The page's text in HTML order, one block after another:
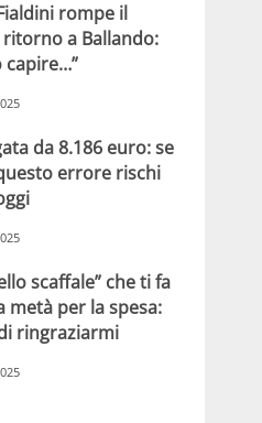
rompe il
a Ballando:
capire…”
da 8.186 euro: se
errore rischi
scaffale” che ti fa
metà per la spesa:
ringraziarmi